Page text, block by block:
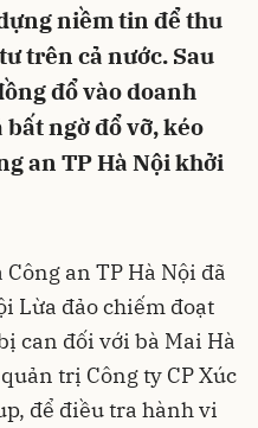
niềm tin để thu
trên cả nước. Sau
đổ vào doanh
ngờ đổ vỡ, kéo
an TP Hà Nội khởi
an TP Hà Nội đã
Lừa đảo chiếm đoạt
can đối với bà Mai Hà
trị Công ty CP Xúc
để điều tra hành vi